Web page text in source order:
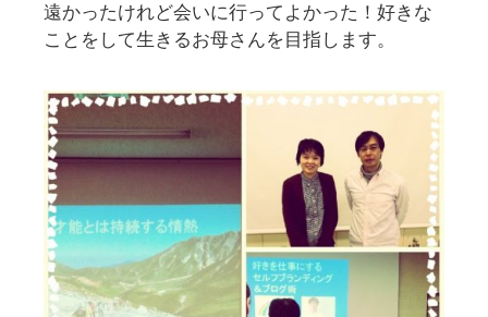
遠かったけれど会いに行ってよかった！好きな
ことをして生きるお母さんを目指します。